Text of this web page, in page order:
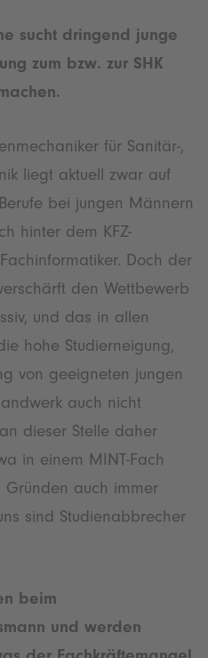
sucht dringend junge
zum bzw. zur SHK
für Sanitär-,
liegt aktuell zwar auf
bei jungen Männern
hinter dem KFZ-
Doch der
den Wettbewerb
und das in allen
hohe Studierneigung,
von geeigneten jungen
auch nicht
dieser Stelle daher
in einem MINT-Fach
auch immer
sind Studienabbrecher
beim
und werden